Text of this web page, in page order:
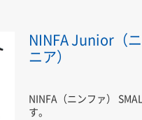
NINFA Junior（
ニア）
NINFA（ニンファ）
す。